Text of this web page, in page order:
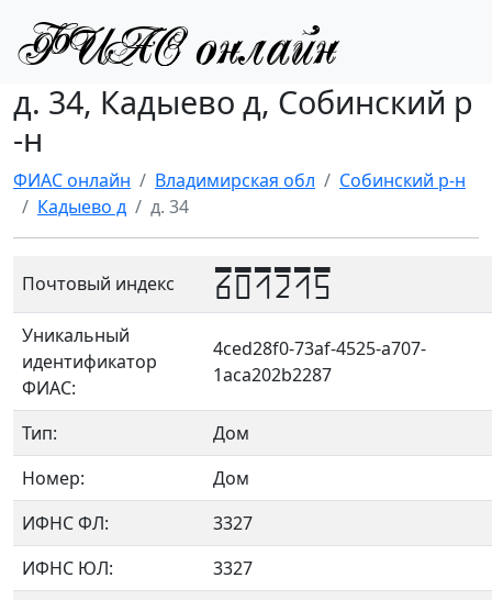
д. 34, Кадыево д, Собинский р
-н
ФИАС онлайн Владимирская обл
Собинский р-н
Кадыево д
д. 34
Почтовый индекс 601215
Уникальный
идентификатор
ФИАС:
4ced28f0-73af-4525-a707-
1aca202b2287
Тип:
Дом
Номер:
Дом
ИФНС ФЛ:
3327
ИФНС ЮЛ:
3327